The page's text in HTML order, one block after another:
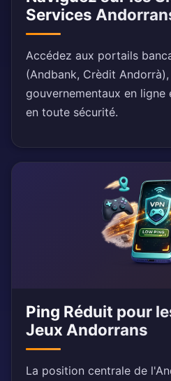
Services
Accédez aux portails
(Andbank, Crèdit
gouvernementaux en
en toute sécurité.
Ping Réduit pour
Jeux Andorrans
La position centrale de